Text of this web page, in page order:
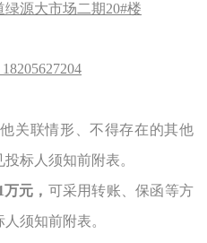
源大市场二期20#楼
关联情形、不得存在的其他
标人须知前附表。
万元 ， 可采用转账、保函等方
须知前附表。